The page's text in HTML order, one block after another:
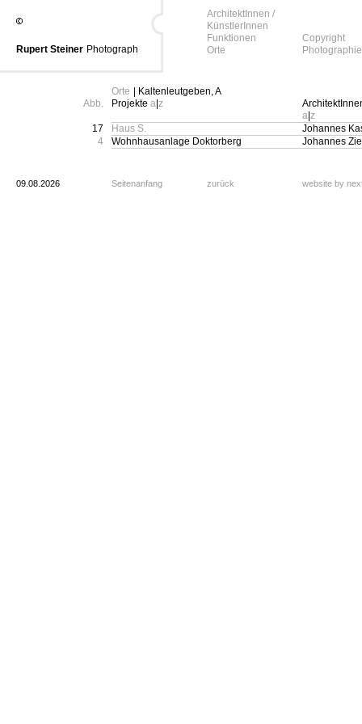
Rupert Steiner Photograph
ArchitektInnen /
KünstlerInnen
Funktionen
Orte
Copyright
Photographie
Orte
| Kaltenleutgeben, A
Abb.
Projekte a z
a z
17
Haus S.
Johannes
4
Wohnhausanlage Doktorberg Johannes
09.08.2026 Seitenanfang zurück website by